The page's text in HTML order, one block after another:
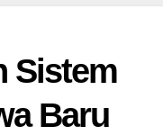
Sistem
Baru